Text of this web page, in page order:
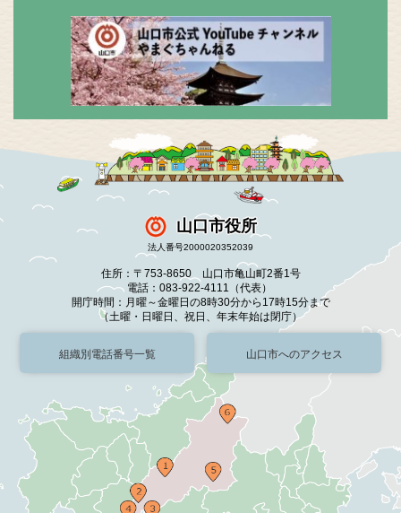
山口市役所
法人番号2000020352039
住所：〒753-8650 山口市亀山町2番1号
電話：083-922-4111（代表）
開庁時間：月曜～金曜日の8時30分から17時15分まで
（土曜・日曜日、祝日、年末年始は閉庁）
組織別電話番号一覧 山口市へのアクセス